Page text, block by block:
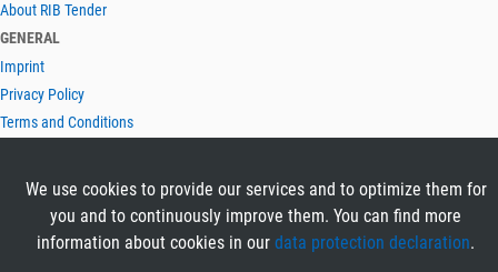
About RIB Tender
GENERAL
Imprint
Privacy Policy
Terms and Conditions
Contact
LANGUAGES
We use cookies to provide our services and to optimize them for
you and to continuously improve them. You can find more
information about cookies in our data protection declaration.